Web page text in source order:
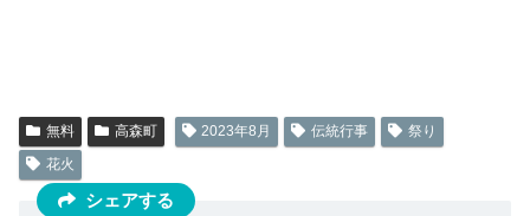
無料 高森町 2023年8月 伝統行事
祭り
花火
シェアする